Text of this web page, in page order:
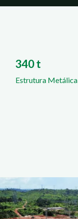
340 t
Estrutura Metálica